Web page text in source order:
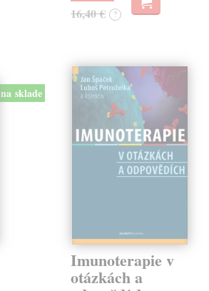
16,40 € ?
na sklade
Imunoterapie v
otázkách a